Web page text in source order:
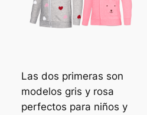
Las dos primeras son
modelos gris y rosa
perfectos para niños y